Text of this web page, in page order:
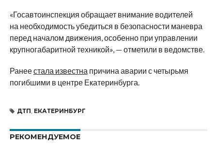
«Госавтоинспекция обращает внимание водителей
на необходимость убедиться в безопасности маневра
перед началом движения, особенно при управлении
крупногабаритной техникой», — отметили в ведомстве.
Ранеестала известна причина аварии с четырьмя
погибшими в центре Екатеринбурга.
ДТП ЕКАТЕРИНБУРГ
РЕКОМЕНДУЕМОЕ